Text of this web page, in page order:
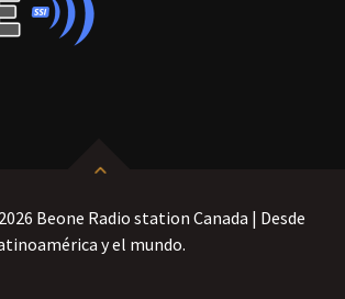
Beone Radio station Canada | Desde
y el mundo.